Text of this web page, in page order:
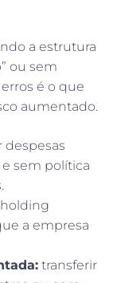
a estrutura
ou sem
é o que
aumentado.
despesas
sem política
holding
a empresa
transferir